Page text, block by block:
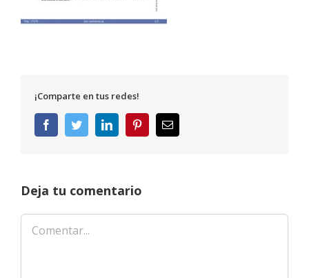
¡Comparte en tus redes!
FacebookTwitterLinkedInPinterestCorreo
electrónico
Deja tu comentario
Comentar